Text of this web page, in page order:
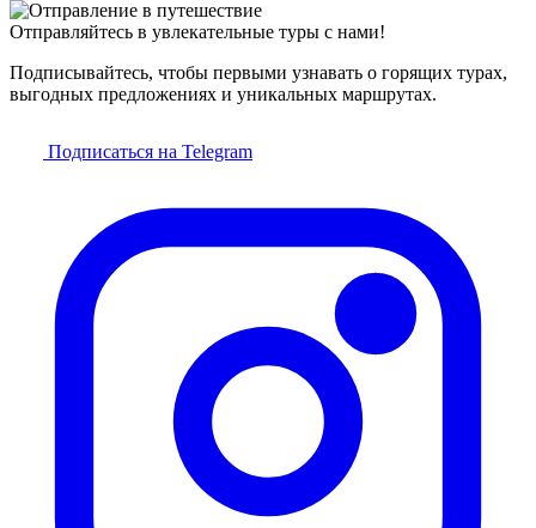
Отправляйтесь в увлекательные туры с нами!
Подписывайтесь, чтобы первыми узнавать о горящих турах,
выгодных предложениях и уникальных маршрутах.
Подписаться на Telegram